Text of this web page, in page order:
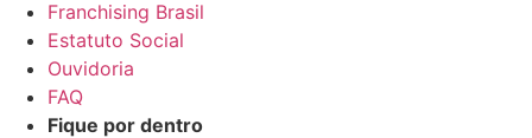
Franchising Brasil
Estatuto Social
Ouvidoria
FAQ
Fique por dentro